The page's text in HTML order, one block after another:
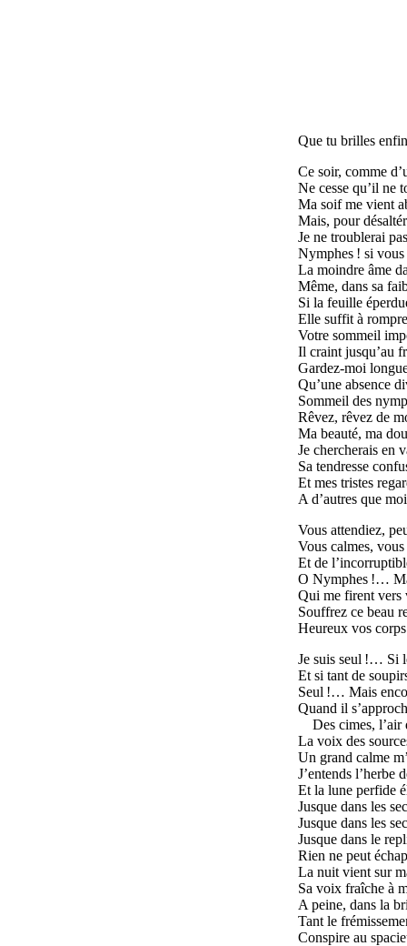
Que tu brilles
Ce soir, comme
Ne cesse qu’il ne
Ma soif me vient
Mais, pour
Je ne troublerai
Nymphes ! si
La moindre âme
Même, dans sa
Si la feuille
Elle suffit à
Votre sommeil
Il craint jusqu’au
Gardez-moi
Qu’une absence
Sommeil des
Rêvez, rêvez de
Ma beauté, ma
Je chercherais en
Sa tendresse
Et mes tristes
A d’autres que
Vous attendiez,
Vous calmes,
Et de
O Nymphes !…
Qui me firent vers
Souffrez ce beau
Heureux vos
Je suis seul !… Si
Et si tant de
Seul !… Mais
Quand il
Des cimes, l’air
La voix des
Un grand calme
J’entends l’herbe
Et la lune perfide
Jusque dans les
Jusque dans les
Jusque dans le
Rien ne peut
La nuit vient sur
Sa voix fraîche à
A peine, dans la
Tant le
Conspire au